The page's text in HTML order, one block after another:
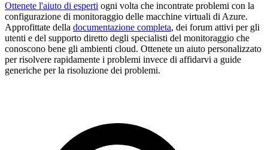
Ottenete l'aiuto di esperti ogni volta che incontrate problemi con la
configurazione di monitoraggio delle macchine virtuali di Azure.
Approfittate della documentazione completa, dei forum attivi per gli
utenti e del supporto diretto degli specialisti del monitoraggio che
conoscono bene gli ambienti cloud. Ottenete un aiuto personalizzato
per risolvere rapidamente i problemi invece di affidarvi a guide
generiche per la risoluzione dei problemi.